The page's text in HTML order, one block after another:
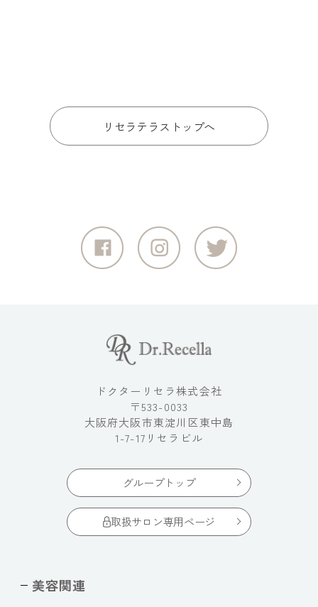
リセラテラストップへ
ドクターリセラ株式会社
〒533-0033
大阪府大阪市東淀川区東中島
1-7-17リセラビル
グループトップ
取扱サロン専用ページ
美容関連